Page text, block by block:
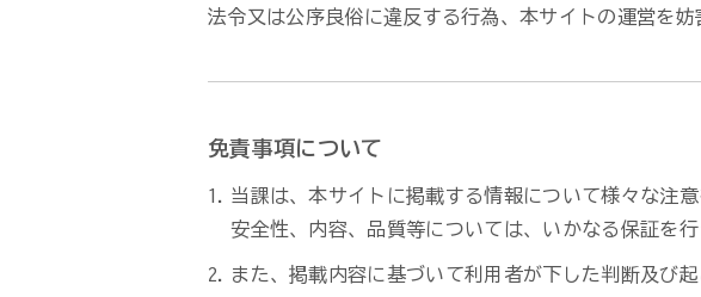
法令又は公序良俗に違反する行為、本サイトの運営を
免責事項について
当課は、本サイトに掲載する情報について様々な注
安全性、内容、品質等については、いかなる保証を行
また、掲載内容に基づいて利用者が下した判断及び